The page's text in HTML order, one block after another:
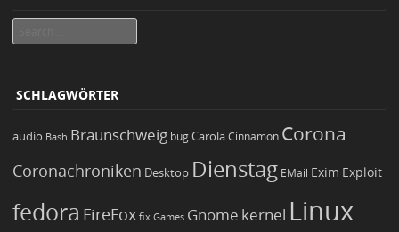
SCHLAGWÖRTER
audio Bash Braunschweig bugCarola Cinnamon Corona
Coronachroniken Desktop Dienstag EMail Exim Exploit
fedora FireFox fix Games Gnome kernel Linux